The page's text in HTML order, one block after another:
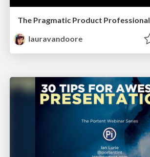
The Pragmatic Product Professional
lauravandoore